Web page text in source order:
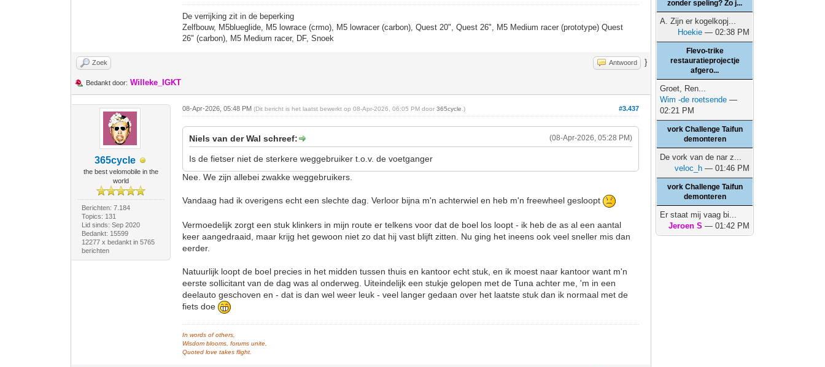
De verrijking zit in de beperking
Zelfbouw, M5blueglide, M5 lowrace (crmo), M5 lowracer (carbon), Quest 20", Quest 26", M5 Medium racer (prototype) Quest
26" (carbon), M5 Medium racer, DF, Snoek
Zoek Antwoord }
Bedankt door: Willeke_IGKT
365cycle
the best velomobile in the
world
Berichten: 7.184
Topics: 131
Lid sinds: Sep 2020
Bedankt: 15599
12277 x bedankt in 5765
berichten
#3.437
08-Apr-2026, 05:48 PM(Dit bericht is het laatst bewerkt op 08-Apr-2026, 06:05 PM door365cycle .)
(08-Apr-2026, 05:28 PM)
Niels van der Wal schreef:
Is de fietser niet de sterkere weggebruiker t.o.v. de voetganger
Nee. We zijn allebei zwakke weggebruikers.
Vandaag had ik overigens echt een slechte dag. Verloor bijna m'n achterwiel en heb m'n freewheel gesloopt
Vermoedelijk zorgt een stuk klinkers in mijn route er telkens voor dat de boel los loopt - ik heb de as al een aantal
keer aangedraaid, maar krijg het gewoon niet zo dat hij vast blijft zitten. Nu ging het ineens ook veel sneller mis dan
eerder.
Natuurlijk loopt de boel precies in het midden tussen thuis en kantoor echt stuk, en ik moest naar kantoor want m'n
eerste sollicitant van de dag was al onderweg. Uiteindelijk een stukje gelopen met de Tuna achter me, 'm in een
deelauto geschoven en - dat is dan wel weer leuk - veel langer gedaan over het laatste stuk dan ik normaal met de
fiets doe
In words of others,
Wisdom blooms, forums unite,
Quoted love takes flight.
zonder speling? Zo j...
A. Zijn er kogelkopj...
Hoekie — 02:38 PM
Flevo-trike
restauratieprojectje
afgero...
Groet, Ren...
Wim -de roetsende —
02:21 PM
vork Challenge Taifun
demonteren
De vork van de nar z...
veloc_h — 01:46 PM
vork Challenge Taifun
demonteren
Er staat mij vaag bi...
Jeroen S — 01:42 PM